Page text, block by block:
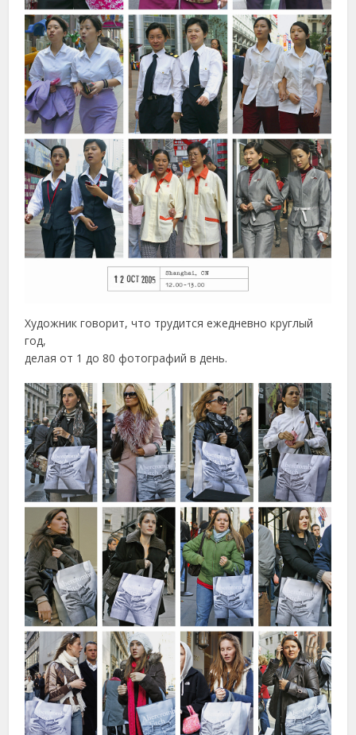
Художник говорит, что трудится ежедневно круглый
год,
делая от 1 до 80 фотографий в день.